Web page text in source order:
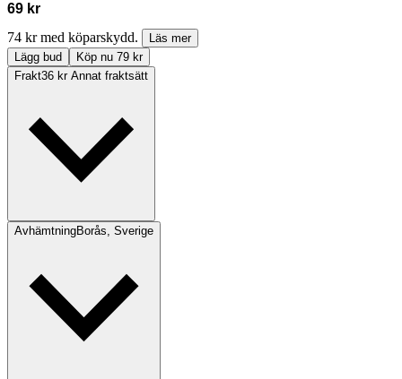
69 kr
74 kr med köparskydd.
Läs mer
Lägg bud
Köp nu 79 kr
Frakt36 kr Annat fraktsätt
AvhämtningBorås, Sverige